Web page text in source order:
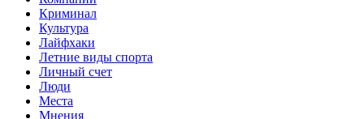
Криминал
Культура
Лайфхаки
Летние виды спорта
Личный счет
Люди
Места
Мнения